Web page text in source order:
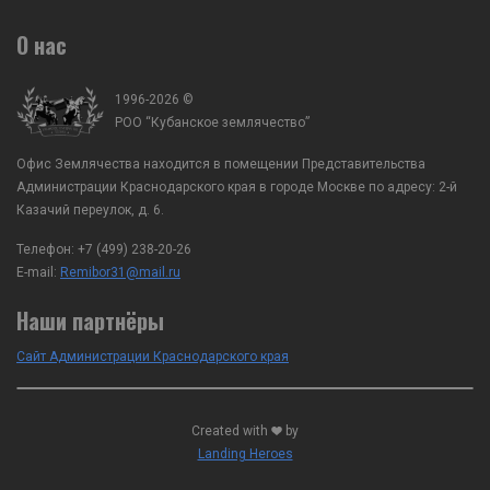
О нас
1996-2026 ©
РОО “Кубанское землячество”
Офис Землячества находится в помещении Представительства
Администрации Краснодарского края в городе Москве по адресу: 2-й
Казачий переулок, д. 6.
Телефон: +7 (499) 238-20-26
E-mail: Remibor31@mail.ru
Наши партнёры
Сайт Администрации Краснодарского края
Created with
by
Landing Heroes